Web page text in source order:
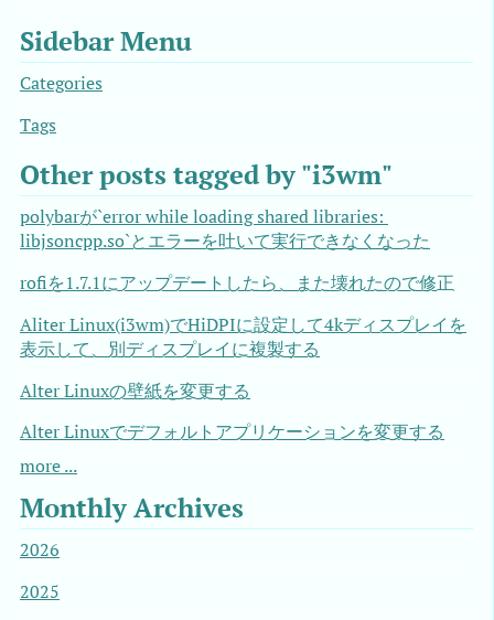
Sidebar Menu
Categories
Tags
Other posts tagged by "i3wm"
polybarが`error while loading shared libraries:
libjsoncpp.so`とエラーを吐いて実行できなくなった
rofiを1.7.1にアップデートしたら、また壊れたので修正
Aliter Linux(i3wm)でHiDPIに設定して4kディスプレイを
表示して、別ディスプレイに複製する
Alter Linuxの壁紙を変更する
Alter Linuxでデフォルトアプリケーションを変更する
more ...
Monthly Archives
2026
2025